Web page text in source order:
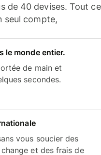
de 40 devises. Tout ce
seul compte,
le monde entier.
de main et
secondes.
vous soucier des
et des frais de